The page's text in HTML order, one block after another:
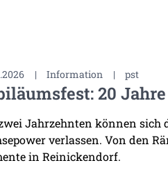
| Information | pst
20
Jahrzehnten können sich
verlassen. Von den
in Reinickendorf.